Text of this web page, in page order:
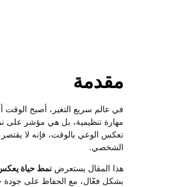
مقدمة
في عالم سريع التغير، أصبح الوقت
مهارة تنظيمية، بل هي مؤشر على
تعكس الوعي بالوقت، فإنه لا يقتصر
الشخصي.
هذا المقال يستعرض نمط حياة
بشكل فعّال، مع الحفاظ على جودة